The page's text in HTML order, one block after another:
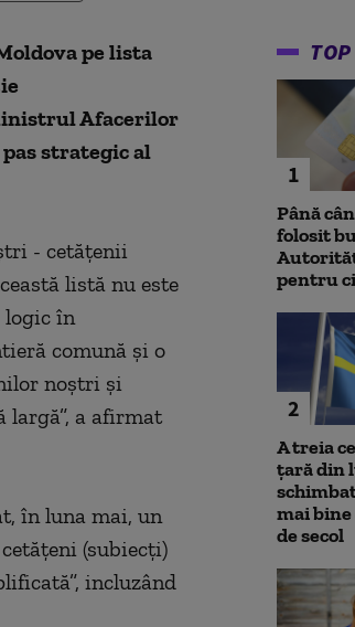
pe lista
Afacerilor
strategic al
- cetăţenii
listă nu este
logic în
comună şi o
noştri şi
a afirmat
în luna mai, un
(subiecţi)
incluzând
1
Până
folosit
pentru
2
A treia
țară din
mai
de secol